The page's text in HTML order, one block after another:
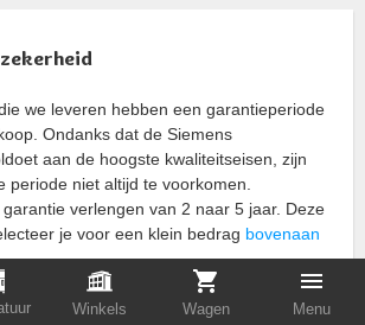
Winkels Wagen Menu
we leveren hebben een garantieperiode
Ondanks dat de Siemens
aan de hoogste kwaliteitseisen, zijn
periode niet altijd te voorkomen.
verlengen van 2 naar 5 jaar. Deze
je voor een klein bedrag bovenaan